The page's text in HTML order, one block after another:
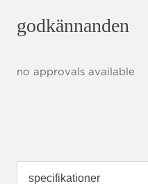
godkännanden
no approvals available